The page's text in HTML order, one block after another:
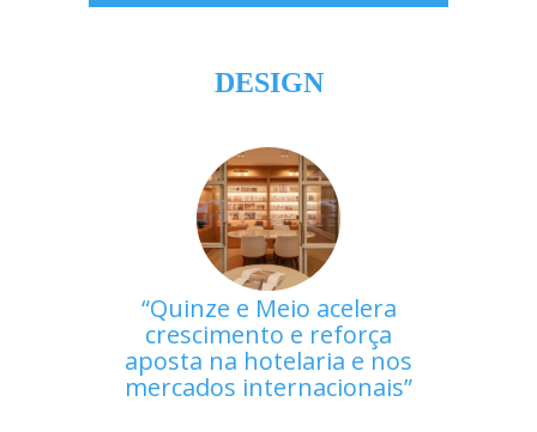
DESIGN
Quinze e Meio acelera
crescimento e reforça
aposta na hotelaria e nos
mercados internacionais